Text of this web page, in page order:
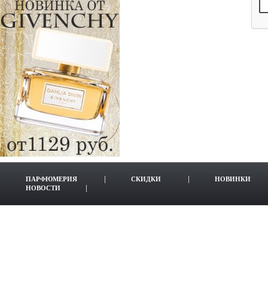
ПАРФЮМЕРИЯ СКИДКИ
НОВИНКИ
НОВОСТИ